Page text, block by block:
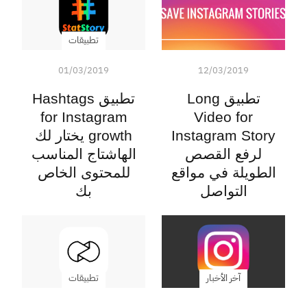
12/03/2019
تطبيق Long
Video for
Instagram Story
لرفع القصص
الطويلة في مواقع
التواصل
تطبيقات
01/03/2019
تطبيق Hashtags
for Instagram
growth يختار لك
الهاشتاج المناسب
للمحتوى الخاص
بك
آخر الأخبار تطبيقات